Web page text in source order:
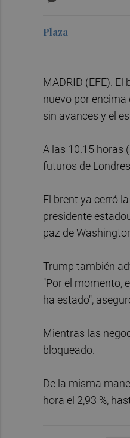
Plaza
MADRID (EFE).
nuevo por encima
sin avances y el
A las 10.15 horas
futuros de
El brent ya cerró
presidente
paz de
Trump también
"Por el momento,
ha estado",
Mientras las
bloqueado.
De la misma
hora el 2,93 %,